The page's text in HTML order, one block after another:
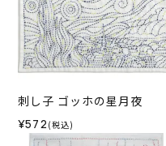
刺し子 ゴッホの星月夜
¥572 (税込)